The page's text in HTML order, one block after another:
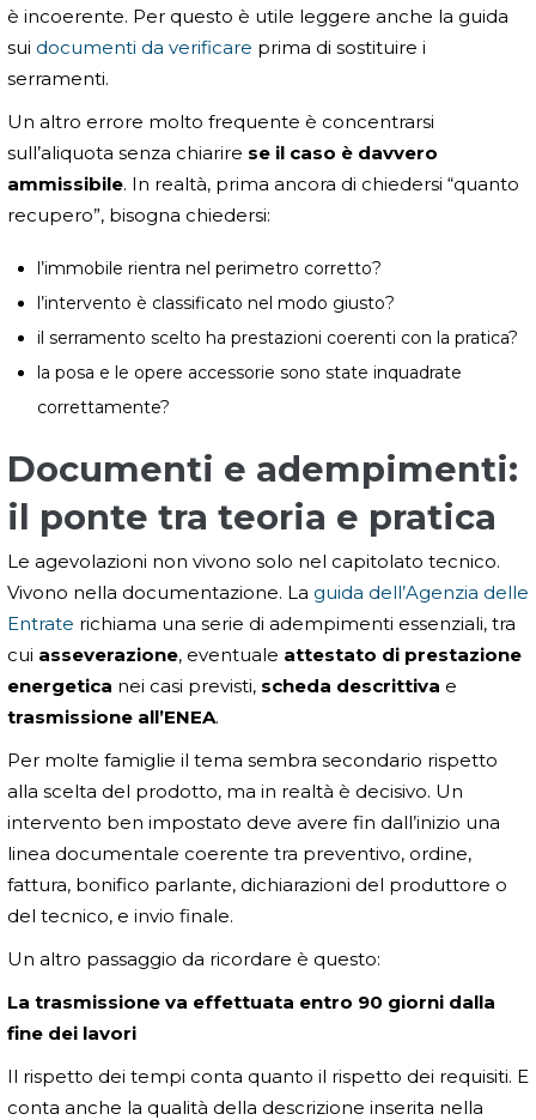
è incoerente. Per questo è utile leggere anche la guida
sui documenti da verificare prima di sostituire i
serramenti.
Un altro errore molto frequente è concentrarsi
sull’aliquota senza chiarire se il caso è davvero
ammissibile. In realtà, prima ancora di chiedersi “quanto
recupero”, bisogna chiedersi:
l’immobile rientra nel perimetro corretto?
l’intervento è classificato nel modo giusto?
il serramento scelto ha prestazioni coerenti con la pratica?
la posa e le opere accessorie sono state inquadrate
correttamente?
Documenti e adempimenti:
il ponte tra teoria e pratica
Le agevolazioni non vivono solo nel capitolato tecnico.
Vivono nella documentazione. La guida dell’Agenzia delle
Entrate richiama una serie di adempimenti essenziali, tra
cui asseverazione, eventuale attestato di prestazione
energetica nei casi previsti, scheda descrittiva e
trasmissione all’ENEA.
Per molte famiglie il tema sembra secondario rispetto
alla scelta del prodotto, ma in realtà è decisivo. Un
intervento ben impostato deve avere fin dall’inizio una
linea documentale coerente tra preventivo, ordine,
fattura, bonifico parlante, dichiarazioni del produttore o
del tecnico, e invio finale.
Un altro passaggio da ricordare è questo:
La trasmissione va effettuata entro 90 giorni dalla
fine dei lavori
Il rispetto dei tempi conta quanto il rispetto dei requisiti. E
conta anche la qualità della descrizione inserita nella